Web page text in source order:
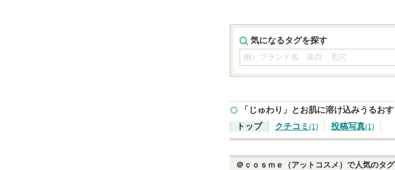
気になるタグを探す
「じゅわり」とお肌に溶け込みうるおす
トップ
クチコミ (1) 投稿写真(1)
＠ｃｏｓｍｅ（アットコスメ）で人気のタグ